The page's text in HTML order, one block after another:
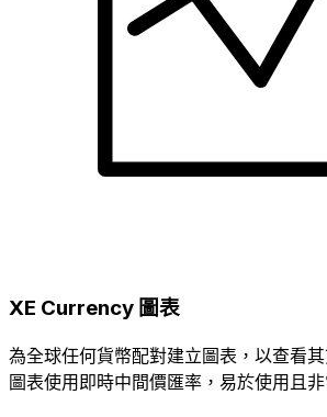
XE Currency 圖表
為全球任何貨幣配對建立圖表，以查看
圖表使用即時中間價匯率，易於使用且非